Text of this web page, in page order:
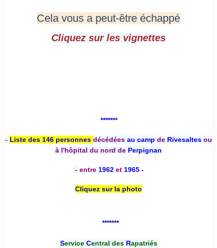
Cela vous a peut-être échappé
Cliquez sur les vignettes
*******
- Liste des 146 personnes décédées au camp deRivesaltesou
à l'hôpital du nord de Perpignan
- entre 1962 et 1965 -
Cliquez sur la photo
*******
Service Central desRapatriés